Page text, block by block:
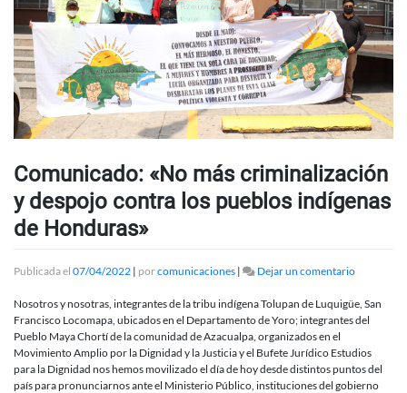
Comunicado: «No más criminalización
y despojo contra los pueblos indígenas
de Honduras»
Publicada el 07/04/2022 | porcomunicaciones | Dejar un comentarioen
«No
más
y
despojo
contra
Nosotros y nosotras, integrantes de la tribu indígena Tolupan de Luquigüe, San
Francisco Locomapa, ubicados en el Departamento de Yoro; integrantes del
Pueblo Maya Chortí de la comunidad de Azacualpa, organizados en el
Movimiento Amplio por la Dignidad y la Justicia y el Bufete Jurídico Estudios
para la Dignidad nos hemos movilizado el día de hoy desde distintos puntos del
país para pronunciarnos ante el Ministerio Público, instituciones del gobierno